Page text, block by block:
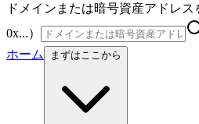
ドメインまたは暗号資産アドレス
0x...）
ホーム まずはここから